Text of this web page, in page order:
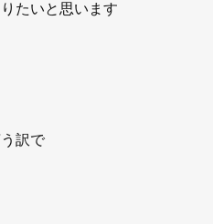
たいと思います
訳で